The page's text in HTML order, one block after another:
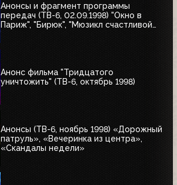
Анонсы и фрагмент программы
передач (ТВ-6, 02.09.1998) "Окно в
Париж", "Бирюк", "Мюзикл счастливой
Анонс фильма "Тридцатого
уничтожить" (ТВ-6, октябрь 1998)
Анонсы (ТВ-6, ноябрь 1998) «Дорожный
патруль», «Вечеринка из центра»,
«Скандалы недели»